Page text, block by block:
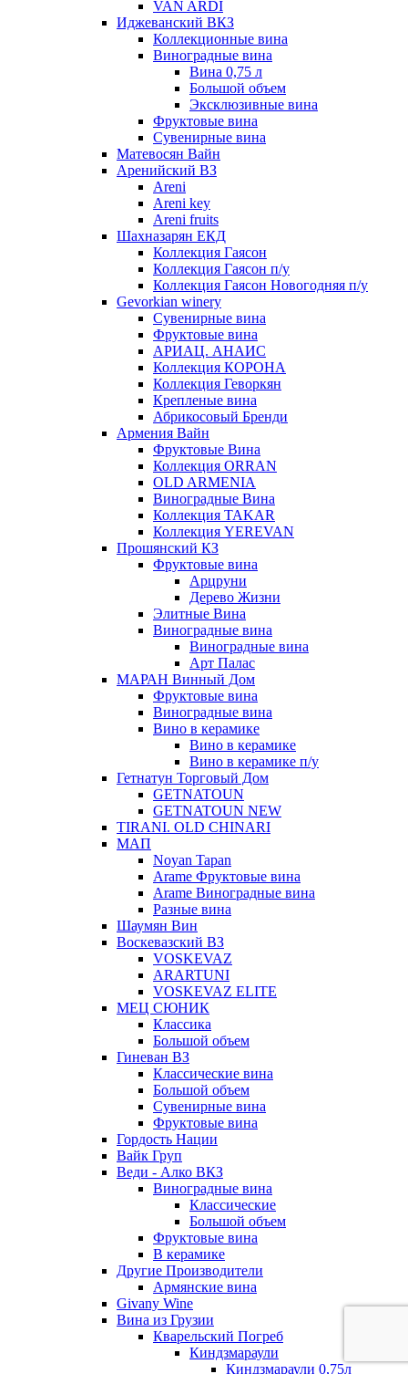
VAN ARDI
Иджеванский ВКЗ
Коллекционные вина
Виноградные вина
Вина 0,75 л
Большой объем
Эксклюзивные вина
Фруктовые вина
Cувенирные вина
Матевосян Вайн
Аренийский ВЗ
Areni
Areni key
Areni fruits
Шахназарян ЕКД
Коллекция Гаясон
Коллекция Гаясон п/у
Коллекция Гаясон Новогодняя п/у
Gevorkian winery
Сувенирные вина
Фруктовые вина
АРИАЦ. АНАИС
Коллекция КОРОНА
Коллекция Геворкян
Крепленые вина
Абрикосовый Бренди
Армения Вайн
Фруктовые Вина
Коллекция ORRAN
OLD ARMENIA
Виноградные Вина
Коллекция TAKAR
Коллекция YEREVAN
Прошянский КЗ
Фруктовые вина
Арцруни
Дерево Жизни
Элитные Вина
Виноградные вина
Виноградные вина
Арт Палас
МАРАН Винный Дом
Фруктовые вина
Виноградные вина
Вино в керамике
Вино в керамике
Вино в керамике п/у
Гетнатун Торговый Дом
GETNATOUN
GETNATOUN NEW
TIRANI. OLD CHINARI
МАП
Noyan Tapan
Arame Фруктовые вина
Arame Виноградные вина
Разные вина
Шаумян Вин
Воскевазский ВЗ
VOSKEVAZ
ARARTUNI
VOSKEVAZ ELITE
МЕЦ СЮНИК
Классика
Большой объем
Гиневан ВЗ
Классические вина
Большой объем
Сувенирные вина
Фруктовые вина
Гордость Нации
Вайк Груп
Веди - Алко ВКЗ
Виноградные вина
Классические
Большой объем
Фруктовые вина
В керамике
Другие Производители
Армянские вина
Givany Wine
Вина из Грузии
Кварельский Погреб
Киндзмараули
Киндзмараули 0,75л